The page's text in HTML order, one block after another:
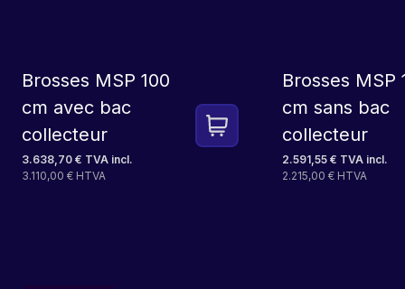
Brosses MSP 100
cm avec bac
collecteur
3.638,70 € TVA incl.
3.110,00 € HTVA
Brosses MSP
cm sans bac
collecteur
2.591,55 € TVA incl.
2.215,00 € HTVA